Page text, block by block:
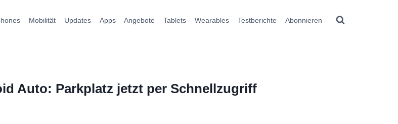
Mobilität Updates Apps Angebote Tablets Wearables Testberichte Abonnieren
Auto: Parkplatz jetzt per Schnellzugriff